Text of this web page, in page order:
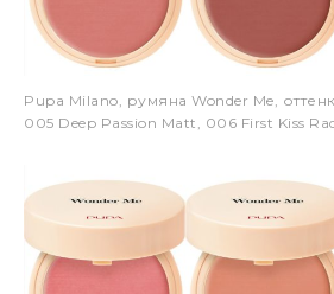
Pupa Milano, румяна Wonder Me,
005 Deep Passion Matt, 006 First Kiss